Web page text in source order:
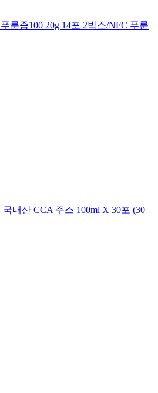
룬즙100 20g 14포 2박스/NFC 푸룬
내산 CCA 주스 100ml X 30포 (30